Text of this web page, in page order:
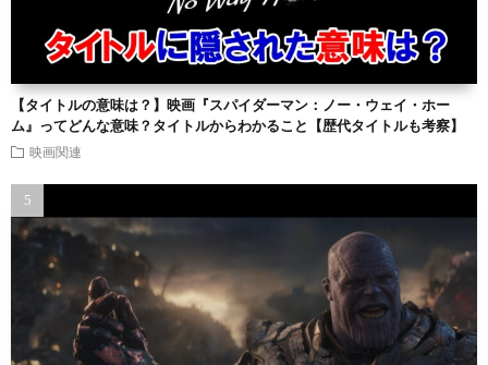
【タイトルの意味は？】映画『スパイダーマン：ノー・ウェイ・ホー
ム』ってどんな意味？タイトルからわかること【歴代タイトルも考察】
映画関連